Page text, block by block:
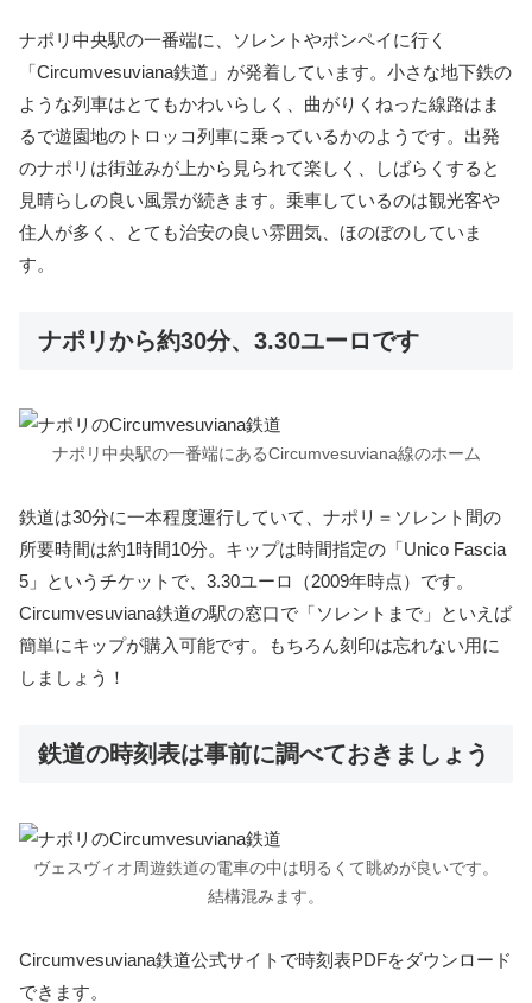
ナポリ中央駅の一番端に、ソレントやポンペイに行く
「Circumvesuviana鉄道」が発着しています。小さな地下鉄の
ような列車はとてもかわいらしく、曲がりくねった線路はま
るで遊園地のトロッコ列車に乗っているかのようです。出発
のナポリは街並みが上から見られて楽しく、しばらくすると
見晴らしの良い風景が続きます。乗車しているのは観光客や
住人が多く、とても治安の良い雰囲気、ほのぼのしていま
す。
ナポリから約30分、3.30ユーロです
ナポリ中央駅の一番端にあるCircumvesuviana線のホーム
鉄道は30分に一本程度運行していて、ナポリ＝ソレント間の
所要時間は約1時間10分。キップは時間指定の「Unico Fascia
5」というチケットで、3.30ユーロ（2009年時点）です。
Circumvesuviana鉄道の駅の窓口で「ソレントまで」といえば
簡単にキップが購入可能です。もちろん刻印は忘れない用に
しましょう！
鉄道の時刻表は事前に調べておきましょう
ヴェスヴィオ周遊鉄道の電車の中は明るくて眺めが良いです。
結構混みます。
Circumvesuviana鉄道公式サイトで時刻表PDFをダウンロード
できます。